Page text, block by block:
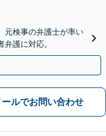
元検事の弁護士が率い
護に対応。
ールでお問い合わせ